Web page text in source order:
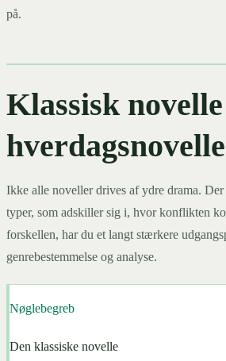
på.
Klassisk
Ikke alle noveller drives af ydre drama.
typer, som adskiller sig i, hvor konflikten
forskellen, har du et langt stærkere
genrebestemmelse og analyse.
Nøglebegreb
Den klassiske novelle